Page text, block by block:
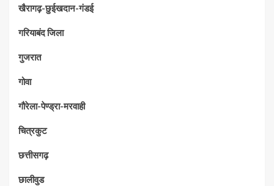
खैरागढ़-छुईखदान-गंडई
गरियाबंद जिला
गुजरात
गोवा
गौरेला-पेण्ड्रा-मरवाही
चित्रकुट
छत्तीसगढ़
छालीवुड